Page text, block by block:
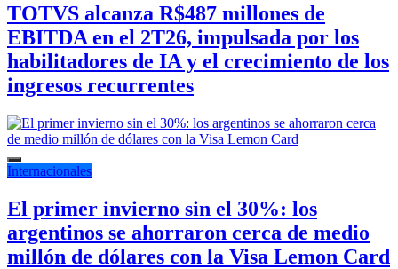
TOTVS alcanza R$487 millones de
EBITDA en el 2T26, impulsada por los
habilitadores de IA y el crecimiento de los
ingresos recurrentes
Internacionales
El primer invierno sin el 30%: los
argentinos se ahorraron cerca de medio
millón de dólares con la Visa Lemon Card